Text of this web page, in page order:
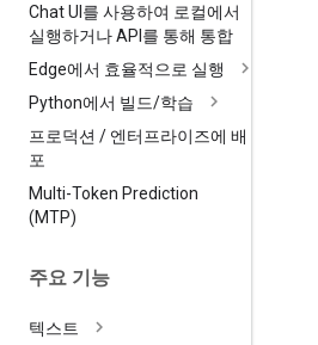
Chat UI를 사용하여 로컬에서
실행하거나 API를 통해 통합
Edge에서 효율적으로 실행
Python에서 빌드/학습
프로덕션 / 엔터프라이즈에 배
포
Multi-Token Prediction
(MTP)
주요 기능
텍스트